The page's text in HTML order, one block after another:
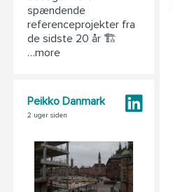
spændende
referenceprojekter fra
de sidste 20 år 🏗️
…more
Peikko Danmark
2 uger siden